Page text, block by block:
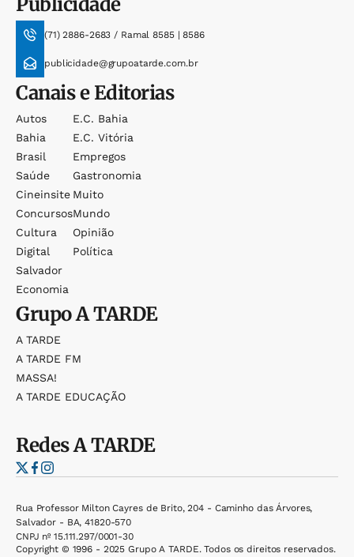
(71) 2886-2683 / Ramal 8585 | 8586
publicidade@grupoatarde.com.br
Canais e Editorias
Autos
Bahia
Brasil
Saúde
Cineinsite
Concursos
Cultura
Digital
Salvador
Economia
E.c. Bahia
E.c. Vitória
Empregos
Gastronomia
Muito
Mundo
Opinião
Política
GrupoA TARDE
A TARDE
A TARDE FM
MASSA!
A TARDE EDUCAÇÃO
RedesA TARDE
Rua Professor Milton Cayres de Brito, 204 - Caminho das Árvores,
Salvador - BA, 41820-570
CNPJ nº 15.111.297/0001-30
Copyright © 1996 - 2025 Grupo A TARDE. Todos os direitos reservados.